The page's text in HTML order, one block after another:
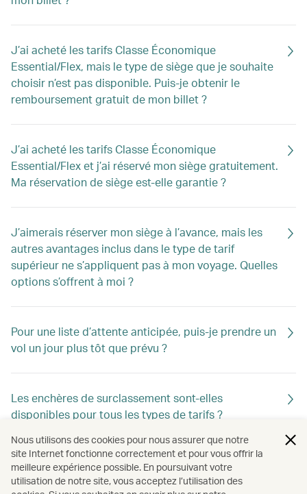
J’ai acheté les tarifs Classe Économique
Essential/Flex, mais le type de siège que je souhaite
choisir n’est pas disponible. Puis-je obtenir le
remboursement gratuit de mon billet ?
J’ai acheté les tarifs Classe Économique
Essential/Flex et j’ai réservé mon siège gratuitement.
Ma réservation de siège est-elle garantie ?
J’aimerais réserver mon siège à l’avance, mais les
autres avantages inclus dans le type de tarif
supérieur ne s’appliquent pas à mon voyage. Quelles
options s’offrent à moi ?
Pour une liste d’attente anticipée, puis-je prendre un
vol un jour plus tôt que prévu ?
Les enchères de surclassement sont-elles
disponibles pour tous les types de tarifs ?
Qu’est-ce qu’un itinéraire avec plusieurs cabines ?
Nous utilisons des cookies pour nous assurer que notre
site Internet fonctionne correctement et pour vous offrir la
meilleure expérience possible. En poursuivant votre
utilisation de notre site, vous acceptez l’utilisation des